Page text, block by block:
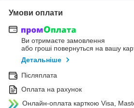
Умови оплати
Ви отримаєте замовлення
або гроші повернуться на вашу
Детальніше
Післяплата
Оплата на рахунок
Онлайн-оплата карткою Visa,